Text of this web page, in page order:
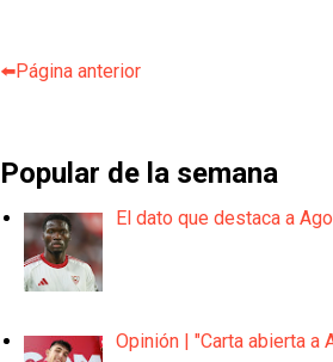
⬅️Página anterior
Popular de la semana
El dato que destaca a
Opinión | "Carta abierta a